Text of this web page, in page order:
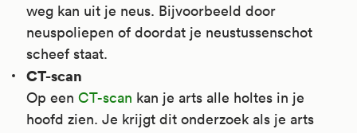
weg kan uit je neus. Bijvoorbeeld door
neuspoliepen of doordat je neustussenschot
scheef staat.
CT-scan
Op een CT-scan kan je arts alle holtes in je
hoofd zien. Je krijgt dit onderzoek als je arts